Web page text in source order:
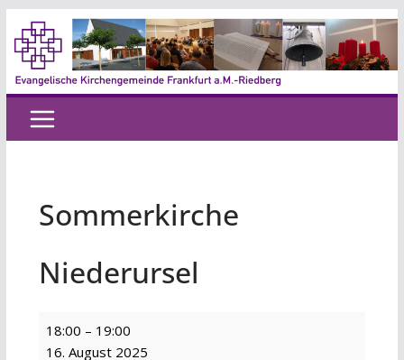
Zum
Inhalt
springen
Sommerkirche
Niederursel
18:00 – 19:00
16. August 2025